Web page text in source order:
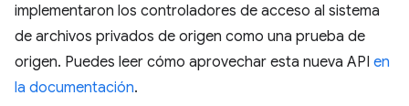
implementaron los controladores de acceso al sistema
de archivos privados de origen como una prueba de
origen. Puedes leer cómo aprovechar esta nueva API en
la documentación.